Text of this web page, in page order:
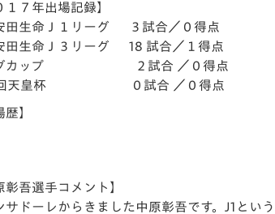
ホームタウン活動
１７年出場記録】
田生命Ｊ１リーグ ３試合／０得点
田生命Ｊ３リーグ 18 試合／１得点
グカップ ２試合 ／０得点
回天皇杯 ０試合 ／０得点
歴】
彰吾選手コメント】
サドーレからきました中原彰吾です。J1と